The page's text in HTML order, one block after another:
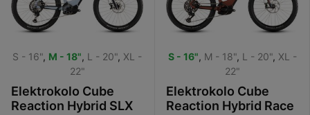
S - 16", M - 18", L - 20", XL -
22"
Elektrokolo Cube
Reaction Hybrid SLX
S - 16", M - 18", L - 20", XL -
22"
Elektrokolo Cube
Reaction Hybrid Race